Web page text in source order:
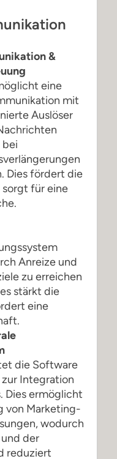
&
eine
mit
Auslöser
bei
Dies fördert die
für eine
Anreize und
zu erreichen
stärkt die
eine
die Software
Integration
Dies ermöglicht
von Marketing-
wodurch
der
reduziert